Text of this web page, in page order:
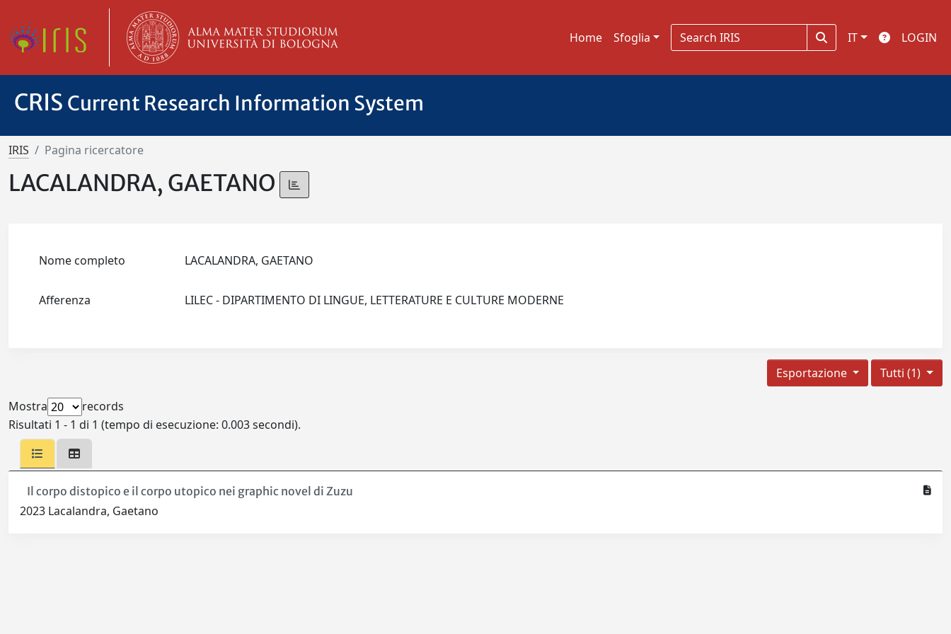
Home Sfoglia IT LOGIN
CRIS Current Research Information System
IRIS Pagina ricercatore
LACALANDRA, GAETANO
Nome completo LACALANDRA, GAETANO
Afferenza LILEC - DIPARTIMENTO DI LINGUE, LETTERATURE E CULTURE MODERNE
Tutti (1)
Esportazione
Mostra
records
Risultati 1 - 1 di 1 (tempo di esecuzione: 0.003 secondi).
Il corpo distopico e il corpo utopico nei graphic novel di Zuzu
2023 Lacalandra, Gaetano